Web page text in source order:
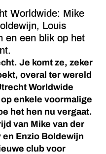
Worldwide: Mike
Louis
en een blik op het
Je komt ze, zeker
overal ter wereld
Worldwide
enkele voormalige
het hen nu vergaat.
van Mike van der
en Enzio Boldewijn
club voor